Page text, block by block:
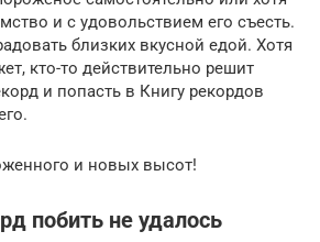
и с удовольствием его съесть.
близких вкусной едой. Хотя
кто-то действительно решит
и попасть в Книгу рекордов
и новых высот!
побить не удалось